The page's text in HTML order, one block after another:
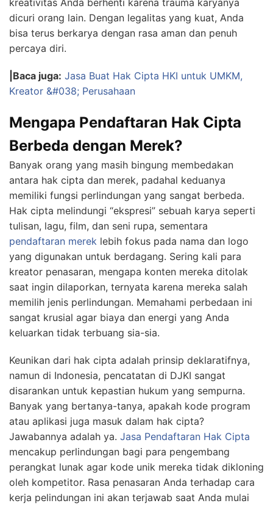
kreativitas Anda berhenti karena trauma karyanya
dicuri orang lain. Dengan legalitas yang kuat, Anda
bisa terus berkarya dengan rasa aman dan penuh
percaya diri.
|Baca juga: Jasa Buat Hak Cipta HKI untuk UMKM,
Kreator &#038; Perusahaan
Mengapa Pendaftaran Hak Cipta
Berbeda dengan Merek?
Banyak orang yang masih bingung membedakan
antara hak cipta dan merek, padahal keduanya
memiliki fungsi perlindungan yang sangat berbeda.
Hak cipta melindungi “ekspresi” sebuah karya seperti
tulisan, lagu, film, dan seni rupa, sementara
pendaftaran merek lebih fokus pada nama dan logo
yang digunakan untuk berdagang. Sering kali para
kreator penasaran, mengapa konten mereka ditolak
saat ingin dilaporkan, ternyata karena mereka salah
memilih jenis perlindungan. Memahami perbedaan ini
sangat krusial agar biaya dan energi yang Anda
keluarkan tidak terbuang sia-sia.
Keunikan dari hak cipta adalah prinsip deklaratifnya,
namun di Indonesia, pencatatan di DJKI sangat
disarankan untuk kepastian hukum yang sempurna.
Banyak yang bertanya-tanya, apakah kode program
atau aplikasi juga masuk dalam hak cipta?
Jawabannya adalah ya. Jasa Pendaftaran Hak Cipta
mencakup perlindungan bagi para pengembang
perangkat lunak agar kode unik mereka tidak dikloning
oleh kompetitor. Rasa penasaran Anda terhadap cara
kerja pelindungan ini akan terjawab saat Anda mulai